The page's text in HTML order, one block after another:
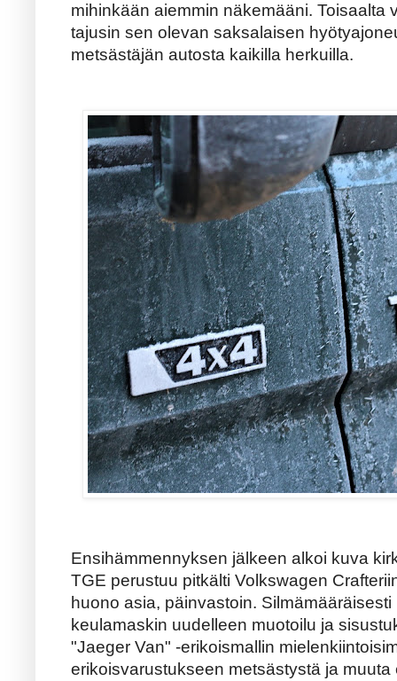
mihinkään aiemmin näkemääni. Toisaalta
tajusin sen olevan saksalaisen
metsästäjän autosta kaikilla herkuilla.
Ensihämmennyksen jälkeen alkoi kuva
TGE perustuu pitkälti Volkswagen
huono asia, päinvastoin.
keulamaskin uudelleen muotoilu ja
"Jaeger Van" -erikoismallin
erikoisvarustukseen metsästystä ja